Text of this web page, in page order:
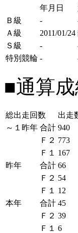
年月日
Ｂ級
-
Ａ級
2011/01/24
Ｓ級
-
特別競輪 -
■通算
総出走回数 出走
～１昨年 合計 940
Ｆ２ 773
Ｆ１
167
昨年
合計 66
Ｆ２ 54
Ｆ１
12
本年
合計 45
Ｆ２ 39
Ｆ１
6